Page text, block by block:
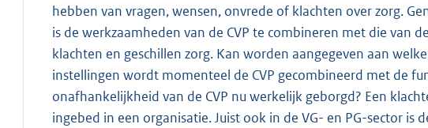
hebben van vragen, wensen, onvrede of klachten over zorg.
is de werkzaamheden van de CVP te combineren met die van
klachten en geschillen zorg. Kan worden aangegeven aan
instellingen wordt momenteel de CVP gecombineerd met de
onafhankelijkheid van de CVP nu werkelijk geborgd? Een
ingebed in een organisatie. Juist ook in de VG- en PG-sector is